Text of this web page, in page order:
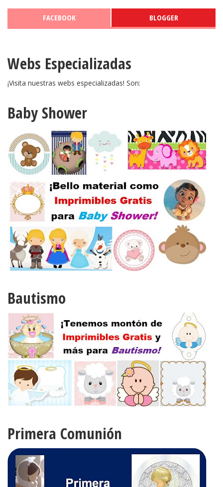
FACEBOOK BLOGGER
Webs Especializadas
¡Visita nuestras webs especializadas! Son:
Baby Shower
Bautismo
Primera Comunión